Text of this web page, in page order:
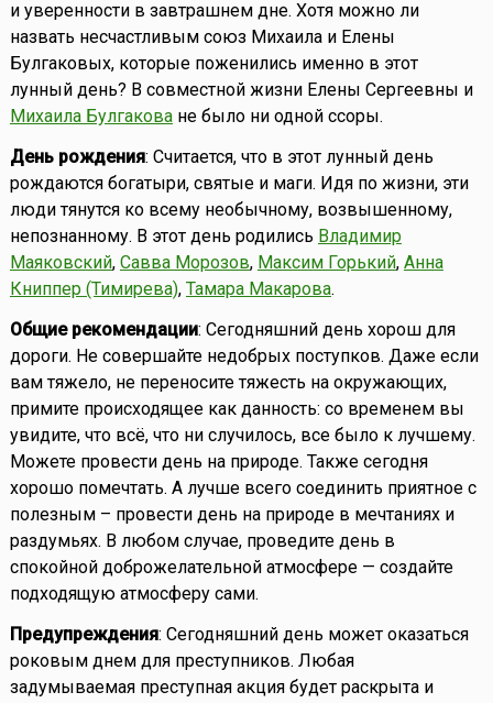
и уверенности в завтрашнем дне. Хотя можно ли
назвать несчастливым союз Михаила и Елены
Булгаковых, которые поженились именно в этот
лунный день? В совместной жизни Елены Сергеевны и
Михаила Булгаковане было ни одной ссоры.
День рождения: Считается, что в этот лунный день
рождаются богатыри, святые и маги. Идя по жизни, эти
люди тянутся ко всему необычному, возвышенному,
непознанному. В этот день родились Владимир
Маяковский, Савва Морозов, Максим Горький, Анна
Книппер (Тимирева), Тамара Макарова.
Общие рекомендации: Сегодняшний день хорош для
дороги. Не совершайте недобрых поступков. Даже если
вам тяжело, не переносите тяжесть на окружающих,
примите происходящее как данность: со временем вы
увидите, что всё, что ни случилось, все было к лучшему.
Можете провести день на природе. Также сегодня
хорошо помечтать. А лучше всего соединить приятное с
полезным – провести день на природе в мечтаниях и
раздумьях. В любом случае, проведите день в
спокойной доброжелательной атмосфере — создайте
подходящую атмосферу сами.
Предупреждения: Сегодняшний день может оказаться
роковым днем для преступников. Любая
задумываемая преступная акция будет раскрыта и